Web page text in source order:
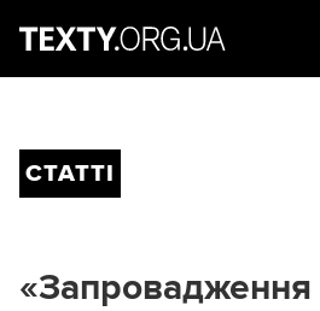
СТАТТІ
«Запровадження